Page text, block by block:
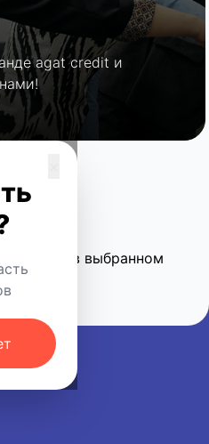
agat credit и
момент в выбранном